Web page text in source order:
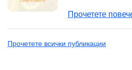
Прочетете
Прочетете всички публикации